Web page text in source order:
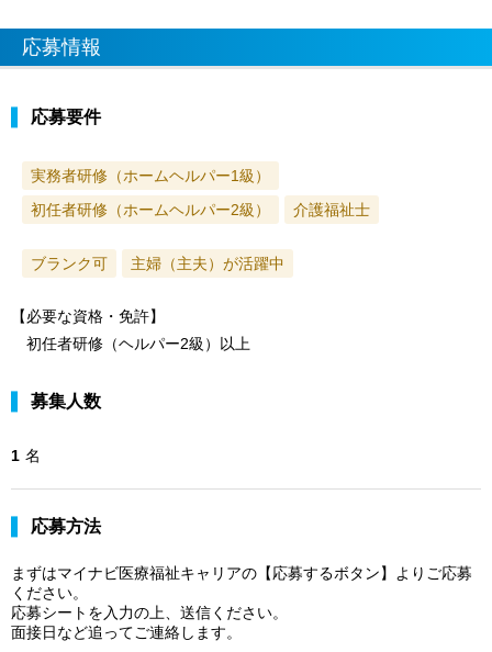
応募情報
応募要件
実務者研修（ホームヘルパー1級）
初任者研修（ホームヘルパー2級）
介護福祉士
ブランク可 主婦（主夫）が活躍中
【必要な資格・免許】
初任者研修（ヘルパー2級）以上
募集人数
1 名
応募方法
まずはマイナビ医療福祉キャリアの【応募するボタン】よりご応募
ください。
応募シートを入力の上、送信ください。
面接日など追ってご連絡します。